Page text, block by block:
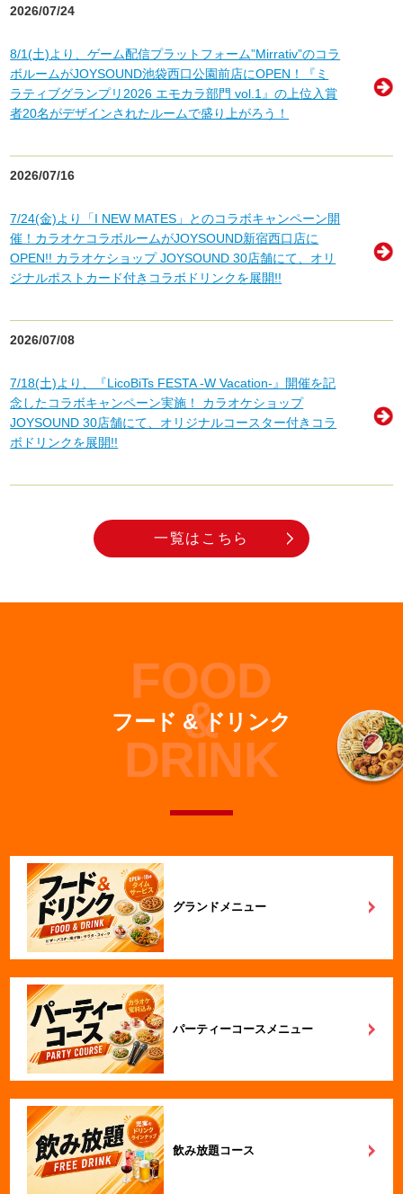
2026/07/24
8/1(土)より、ゲーム配信プラットフォーム”Mirrativ”のコラ
ボルームがJOYSOUND池袋西口公園前店にOPEN！『ミ
ラティブグランプリ2026 エモカラ部門 vol.1』の上位入賞
者20名がデザインされたルームで盛り上がろう！
2026/07/16
7/24(金)より「I NEW MATES」とのコラボキャンペーン開
催！カラオケコラボルームがJOYSOUND新宿西口店に
OPEN!! カラオケショップ JOYSOUND 30店舗にて、オリ
ジナルポストカード付きコラボドリンクを展開!!
2026/07/08
7/18(土)より、『LicoBiTs FESTA -W Vacation-』開催を記
念したコラボキャンペーン実施！ カラオケショップ
JOYSOUND 30店舗にて、オリジナルコースター付きコラ
ボドリンクを展開!!
一覧はこちら
FOOD
&
DRINK
フード & ドリンク
グランドメニュー
パーティーコースメニュー
飲み放題コース